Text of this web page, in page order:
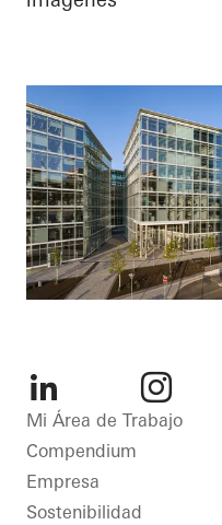
LinkedIn Instagram
Mi Área de Trabajo
Compendium
Empresa
Sostenibilidad